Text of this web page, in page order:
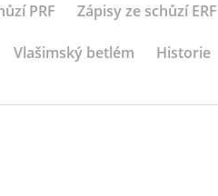
PRF Zápisy ze schůzí ERF
Vlašimský betlém Historie